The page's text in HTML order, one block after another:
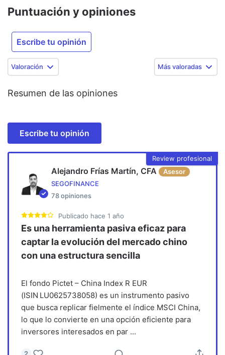
Puntuación y opiniones
Escribe tu opinión
Valoración Más valoradas
Resumen de las opiniones
Escribe tu opinión
Review profesional
Alejandro Frías Martín, CFA
Asesor
SEGOFINANCE
78 opiniones
Publicado hace 1 año
Es una herramienta pasiva eficaz para
captar la evolución del mercado chino
con una estructura sencilla
El fondo Pictet – China Index R EUR
(ISIN LU0625738058) es un instrumento pasivo
que busca replicar fielmente el índice MSCI China,
lo que lo convierte en una opción eficiente para
inversores interesados en par...